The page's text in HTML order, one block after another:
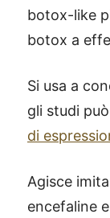
botox-like
botox a
Si usa a
gli studi
di
Agisce
encefaline